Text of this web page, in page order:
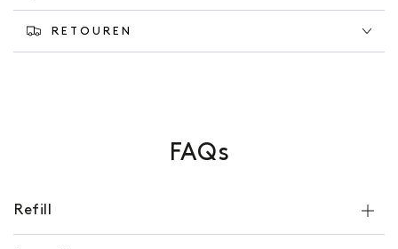
RETOUREN
FAQs
Refill